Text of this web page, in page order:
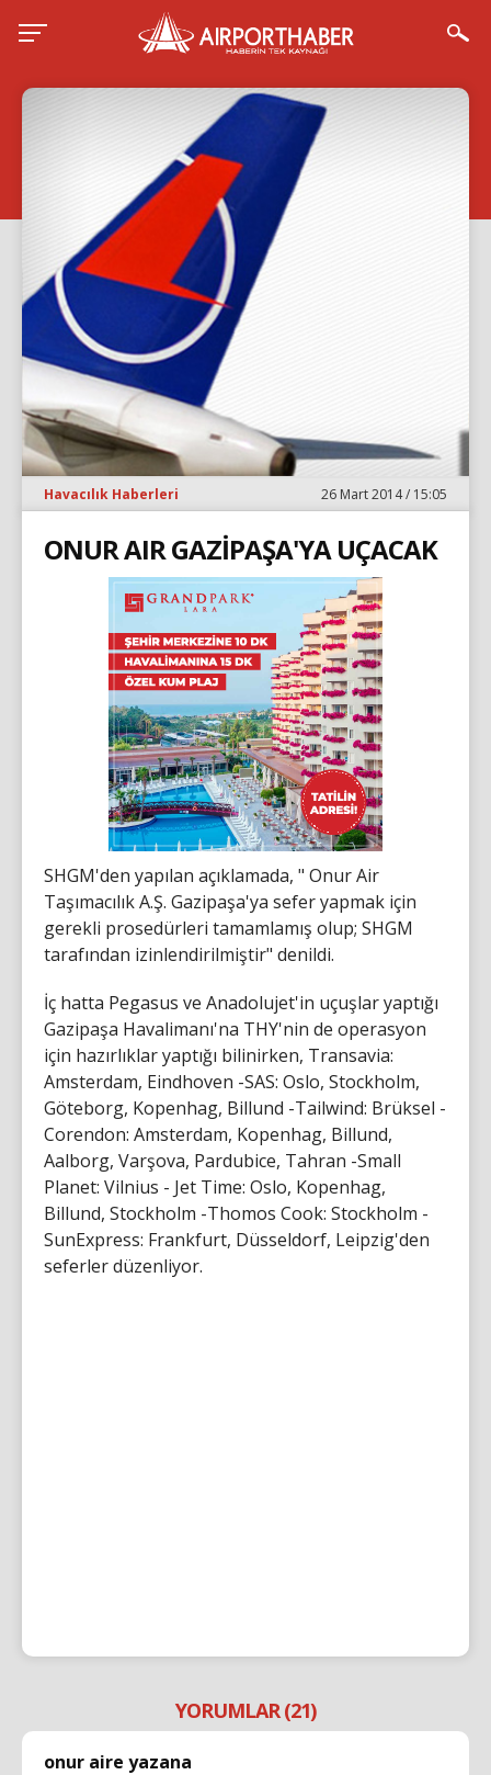
Havacılık Haberleri 26 Mart 2014 / 15:05
ONUR AIR GAZİPAŞA'YA UÇACAK
SHGM'den yapılan açıklamada, " Onur Air
Taşımacılık A.Ş. Gazipaşa'ya sefer yapmak için
gerekli prosedürleri tamamlamış olup; SHGM
tarafından izinlendirilmiştir" denildi.
İç hatta Pegasus ve Anadolujet'in uçuşlar yaptığı
Gazipaşa Havalimanı'na THY'nin de operasyon
için hazırlıklar yaptığı bilinirken, Transavia:
Amsterdam, Eindhoven -SAS: Oslo, Stockholm,
Göteborg, Kopenhag, Billund -Tailwind: Brüksel -
Corendon: Amsterdam, Kopenhag, Billund,
Aalborg, Varşova, Pardubice, Tahran -Small
Planet: Vilnius - Jet Time: Oslo, Kopenhag,
Billund, Stockholm -Thomos Cook: Stockholm -
SunExpress: Frankfurt, Düsseldorf, Leipzig'den
seferler düzenliyor.
YORUMLAR (21)
onur aire yazana